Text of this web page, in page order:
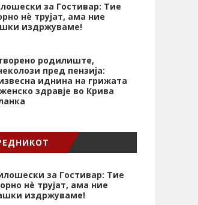
за Гостивар: Тие
нѐ трујат, ама ние
издржуваме!
родилиште,
пред пензија:
иднина на грижата
здравје во Крива
за Гостивар: Тие
нѐ трујат, ама ние
издржуваме!